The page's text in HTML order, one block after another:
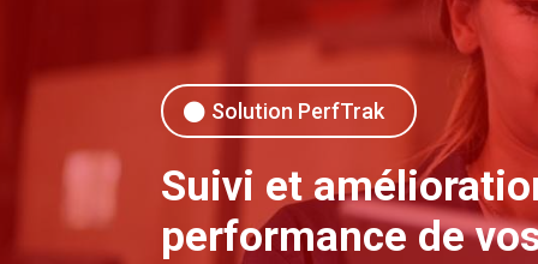
Solution PerfTrak
Suivi et
performance de